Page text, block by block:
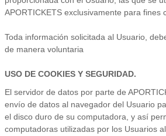
APORTICKETS exclusivamente para fines
Toda información solicitada al Usuario,
de manera voluntaria
USO DE COOKIES Y SEGURIDAD.
El servidor de datos por parte de
envío de datos al navegador del Usuario
el disco duro de su computadora, y así
computadoras utilizadas por los Usuarios